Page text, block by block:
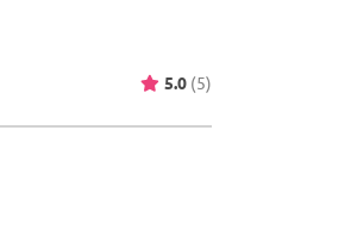
5.0 (5)